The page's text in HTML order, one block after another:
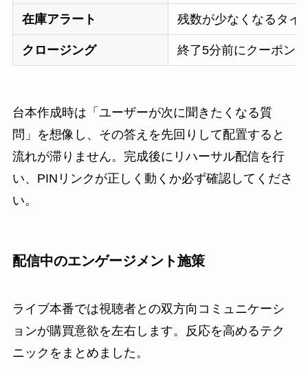
在庫アラート 残数が少なくなるタイ
クロージング 終了5分前にクーポン
台本作成時は「ユーザーが次に聞きたくなる質
問」を想像し、その答えを先回りして配置すると
流れが滞りません。完成後にリハーサル配信を行
い、PINリンクが正しく動くか必ず確認してくださ
い。
配信中のエンゲージメント施策
ライブ本番では視聴者との双方向コミュニケーシ
ョンが購買意欲を左右します。反応を高めるテク
ニックをまとめました。